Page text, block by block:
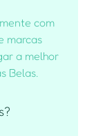
com
marcas
a melhor
Belas.